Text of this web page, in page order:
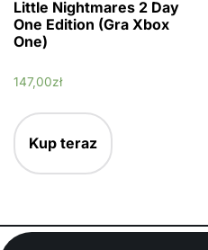
Little Nightmares 2 Day
One Edition (Gra Xbox
One)
147,00zł
Kup teraz